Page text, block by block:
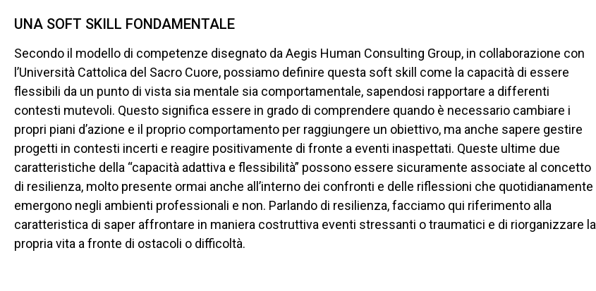
UNA SOFT SKILL FONDAMENTALE
Secondo il modello di competenze disegnato da Aegis Human Consulting Group, in collaborazione con
l’Università Cattolica del Sacro Cuore, possiamo definire questa soft skill come la capacità di essere
flessibili da un punto di vista sia mentale sia comportamentale, sapendosi rapportare a differenti
contesti mutevoli. Questo significa essere in grado di comprendere quando è necessario cambiare i
propri piani d’azione e il proprio comportamento per raggiungere un obiettivo, ma anche sapere gestire
progetti in contesti incerti e reagire positivamente di fronte a eventi inaspettati. Queste ultime due
caratteristiche della “capacità adattiva e flessibilità” possono essere sicuramente associate al concetto
di resilienza, molto presente ormai anche all’interno dei confronti e delle riflessioni che quotidianamente
emergono negli ambienti professionali e non. Parlando di resilienza, facciamo qui riferimento alla
caratteristica di saper affrontare in maniera costruttiva eventi stressanti o traumatici e di riorganizzare la
propria vita a fronte di ostacoli o difficoltà.